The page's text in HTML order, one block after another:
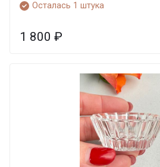
Осталась 1 штука
1 800 ₽